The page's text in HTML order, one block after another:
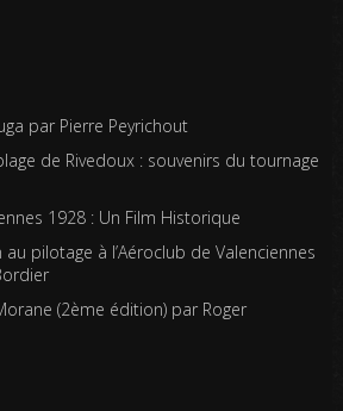
par Pierre Peyrichout
de Rivedoux : souvenirs du tournage
1928 : Un Film Historique
pilotage à l’Aéroclub de Valenciennes
(2ème édition) par Roger